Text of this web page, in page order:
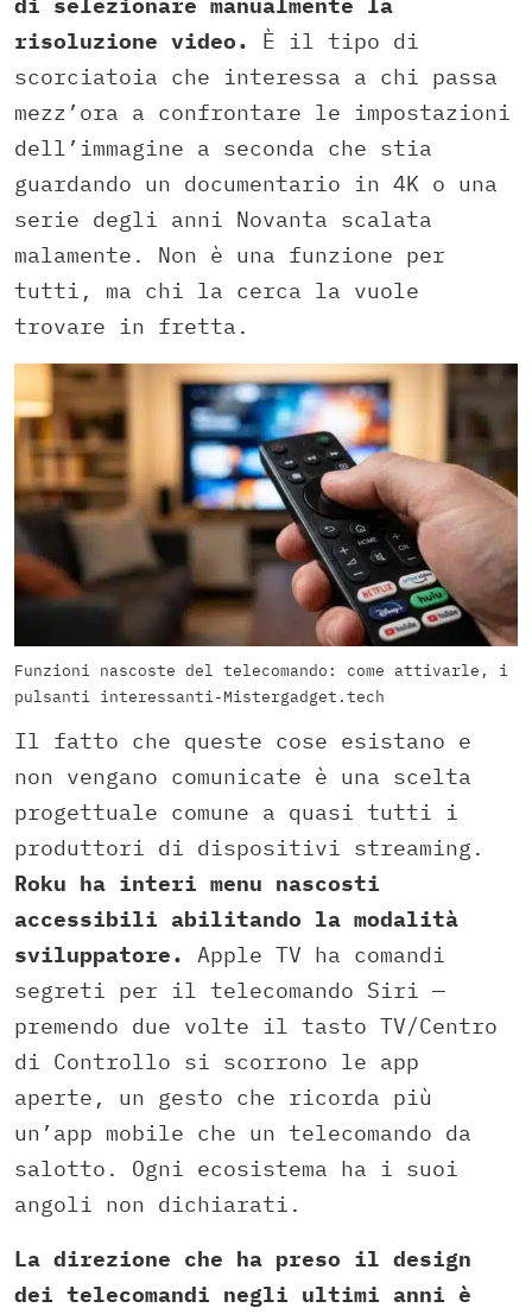
risoluzione video. È il tipo di
scorciatoia che interessa a chi passa
mezz’ora a confrontare le impostazioni
dell’immagine a seconda che stia
guardando un documentario in 4K o una
serie degli anni Novanta scalata
malamente. Non è una funzione per
tutti, ma chi la cerca la vuole
trovare in fretta.
Funzioni nascoste del telecomando: come attivarle, i
pulsanti interessanti-Mistergadget.tech
Il fatto che queste cose esistano e
non vengano comunicate è una scelta
progettuale comune a quasi tutti i
produttori di dispositivi streaming.
Roku ha interi menu nascosti
accessibili abilitando la modalità
sviluppatore.
Apple TV ha comandi
segreti per il telecomando Siri —
premendo due volte il tasto TV/Centro
di Controllo si scorrono le app
aperte, un gesto che ricorda più
un’app mobile che un telecomando da
salotto. Ogni ecosistema ha i suoi
angoli non dichiarati.
La direzione che ha preso il design
dei telecomandi negli ultimi anni è